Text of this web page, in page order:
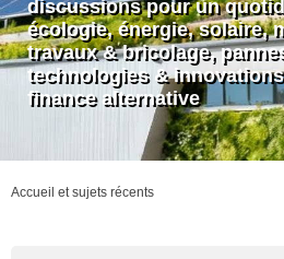
discussions pour un
écologie, énergie, solaire,
travaux & bricolage,
technologies &
finance alternative
Accueil et sujets récents